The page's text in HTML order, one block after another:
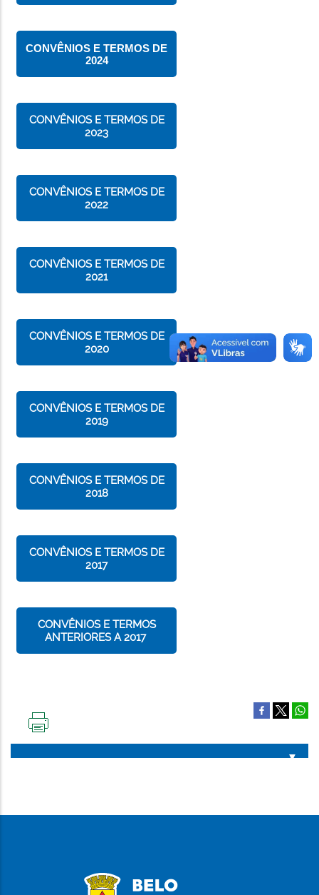
CONVÊNIOS E TERMOS DE
2024
CONVÊNIOS E TERMOS DE
2023
CONVÊNIOS E TERMOS DE
2022
CONVÊNIOS E TERMOS DE
2021
CONVÊNIOS E TERMOS DE
2020
CONVÊNIOS E TERMOS DE
2019
CONVÊNIOS E TERMOS DE
2018
CONVÊNIOS E TERMOS DE
2017
CONVÊNIOS E TERMOS
ANTERIORES A 2017
PÁGINA